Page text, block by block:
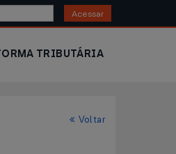
Acessar
TRIBUTÁRIA
Voltar